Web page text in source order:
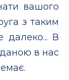
вашого
з таким
далеко... В
в нас